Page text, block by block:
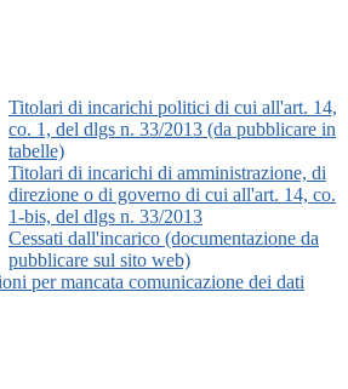
Titolari di incarichi politici di cui all'art. 14,
co. 1, del dlgs n. 33/2013 (da pubblicare in
tabelle)
Titolari di incarichi di amministrazione, di
direzione o di governo di cui all'art. 14, co.
1-bis, del dlgs n. 33/2013
Cessati dall'incarico (documentazione da
pubblicare sul sito web)
per mancata comunicazione dei dati